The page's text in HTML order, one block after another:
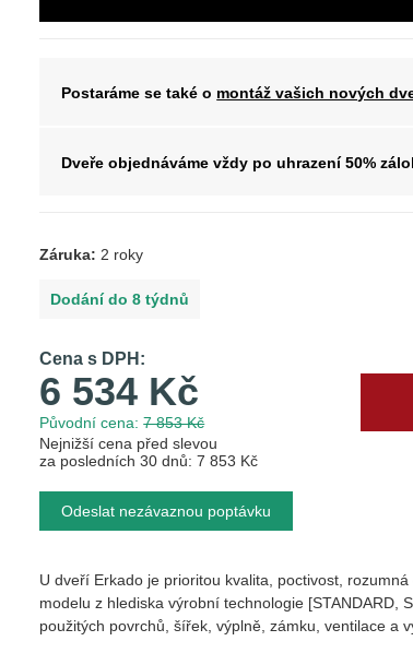
Postaráme se také o montáž vašich nových
Dveře objednáváme vždy po uhrazení 50%
Záruka:2 roky
Dodání do 8 týdnů
Cena s DPH:
6 534 Kč
Původní cena:7 853 Kč
Nejnižší cena před slevou
za posledních 30 dnů: 7 853 Kč
Odeslat nezávaznou poptávku
U dveří Erkado je prioritou kvalita, poctivost,
modelu z hlediska výrobní technologie [STANDARD,
použitých povrchů, šířek, výplně, zámku, ventilace a